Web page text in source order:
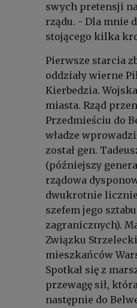
swych pretensji
rządu. - Dla mnie
stojącego kilka
Pierwsze starcia
oddziały wierne
Kierbedzia.
miasta. Rząd
Przedmieściu do
władze
został gen.
(późniejszy
rządowa
dwukrotnie
szefem jego
zagranicznych).
Związku
mieszkańców
Spotkał się z
przewagę sił,
następnie do